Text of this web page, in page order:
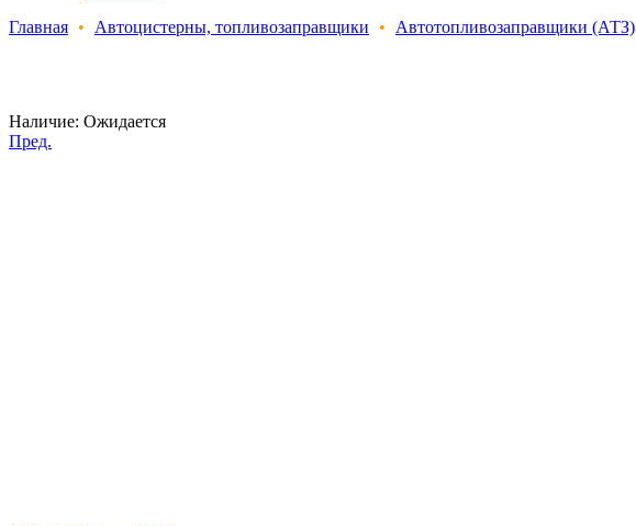
Главная • Автоцистерны, топливозаправщики • Автотопливозаправщики (АТЗ)
Наличие: Ожидается
Пред.